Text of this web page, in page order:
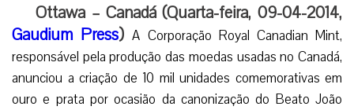
Ottawa – Canadá (Quarta-feira, 09-04-2014,
Gaudium Press)A Corporação Royal Canadian Mint,
responsável pela produção das moedas usadas no Canadá,
anunciou a criação de 10 mil unidades comemorativas em
ouro e prata por ocasião da canonização do Beato João